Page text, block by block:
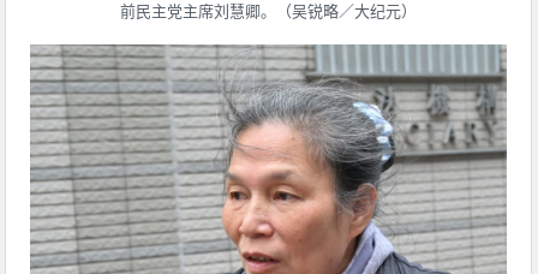
前民主党主席刘慧卿。（吴锐略／大纪元）